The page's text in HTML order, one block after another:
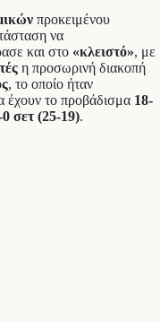
προκειμένου
να
και στο «κλειστό», με
η προσωρινή διακοπή
, το οποίο ήταν
έχουν το προβάδισμα 18-
0 σετ (25-19).